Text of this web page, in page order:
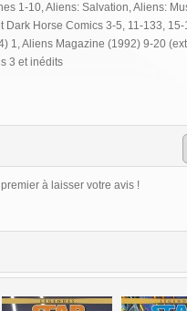
1-10, Aliens: Salvation, Aliens:
Dark Horse Comics 3-5, 11-133,
1, Aliens Magazine (1992) 9-20
3 et inédits
à laisser votre avis !